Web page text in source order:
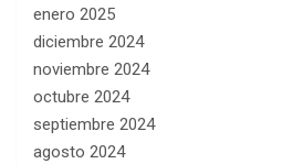
enero 2025
diciembre 2024
noviembre 2024
octubre 2024
septiembre 2024
agosto 2024